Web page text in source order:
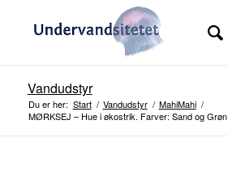
Vandudstyr
Du er her: Start / Vandudstyr / MahiMahi /
MØRKSEJ – Hue i økostrik. Farver: Sand og Grøn